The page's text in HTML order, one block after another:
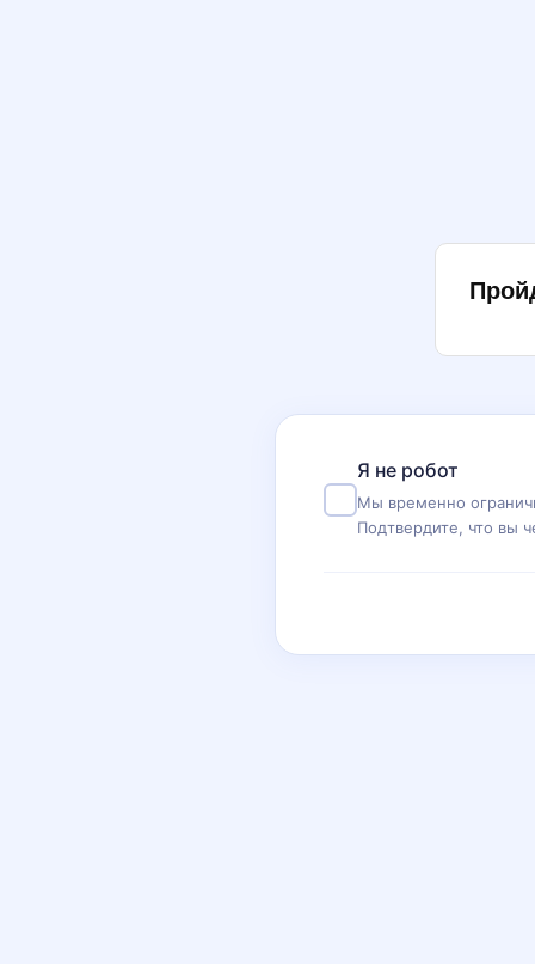
Я не робот
Мы временно
Подтвердите, что вы